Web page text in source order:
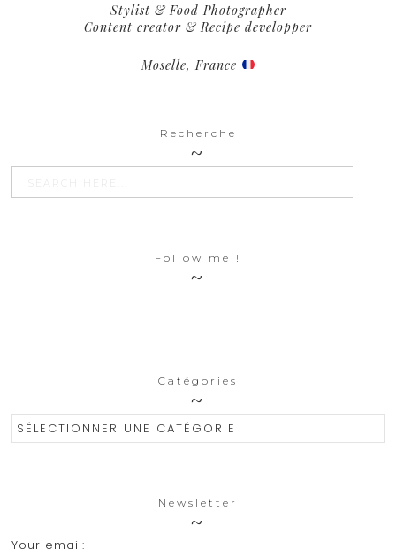
Stylist & Food Photographer
Content creator & Recipe developper
Moselle, France
Recherche
Search SEARCH
Follow me !
Catégories
Catégories
Newsletter
Your email: